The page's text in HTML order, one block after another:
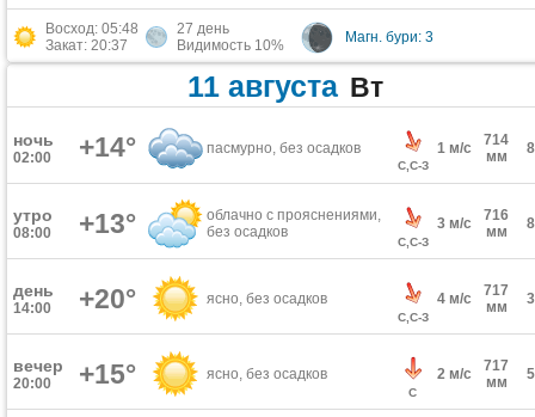
Восход: 05:48
Закат: 20:37
27 день
Видимость 10%
Магн. бури: 3
11 августа Вт
ночь
02:00 +14° пасмурно, без осадков
С,С-З
1 м/с
714
мм
утро
08:00 +13°
облачно с прояснениями,
без осадков
С,С-З
3 м/с
716
мм
день
14:00 +20° ясно, без осадков
С,С-З
4 м/с
717
мм
вечер
20:00 +15° ясно, без осадков
С
2 м/с
717
мм